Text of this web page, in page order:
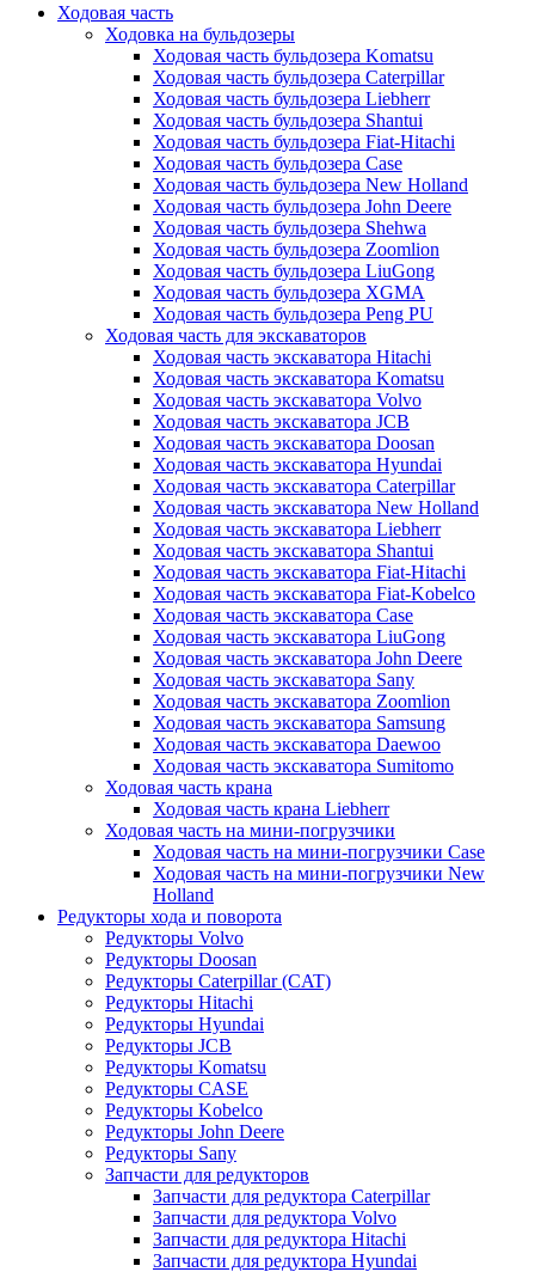
Ходовая часть
Ходовка на бульдозеры
Ходовая часть бульдозера Komatsu
Ходовая часть бульдозера Caterpillar
Ходовая часть бульдозера Liebherr
Ходовая часть бульдозера Shantui
Ходовая часть бульдозера Fiat-Hitachi
Ходовая часть бульдозера Case
Ходовая часть бульдозера New Holland
Ходовая часть бульдозера John Deere
Ходовая часть бульдозера Shehwa
Ходовая часть бульдозера Zoomlion
Ходовая часть бульдозера LiuGong
Ходовая часть бульдозера XGMA
Ходовая часть бульдозера Peng PU
Ходовая часть для экскаваторов
Ходовая часть экскаватора Hitachi
Ходовая часть экскаватора Komatsu
Ходовая часть экскаватора Volvo
Ходовая часть экскаватора JCB
Ходовая часть экскаватора Doosan
Ходовая часть экскаватора Hyundai
Ходовая часть экскаватора Caterpillar
Ходовая часть экскаватора New Holland
Ходовая часть экскаватора Liebherr
Ходовая часть экскаватора Shantui
Ходовая часть экскаватора Fiat-Hitachi
Ходовая часть экскаватора Fiat-Kobelco
Ходовая часть экскаватора Case
Ходовая часть экскаватора LiuGong
Ходовая часть экскаватора John Deere
Ходовая часть экскаватора Sany
Ходовая часть экскаватора Zoomlion
Ходовая часть экскаватора Samsung
Ходовая часть экскаватора Daewoo
Ходовая часть экскаватора Sumitomo
Ходовая часть крана
Ходовая часть крана Liebherr
Ходовая часть на мини-погрузчики
Ходовая часть на мини-погрузчики Case
Ходовая часть на мини-погрузчики New
Holland
Редукторы хода и поворота
Редукторы Volvo
Редукторы Doosan
Редукторы Caterpillar (CAT)
Редукторы Hitachi
Редукторы Hyundai
Редукторы JCB
Редукторы Komatsu
Редукторы CASE
Редукторы Kobelco
Редукторы John Deere
Редукторы Sany
Запчасти для редукторов
Запчасти для редуктора Caterpillar
Запчасти для редуктора Volvo
Запчасти для редуктора Hitachi
Запчасти для редуктора Hyundai